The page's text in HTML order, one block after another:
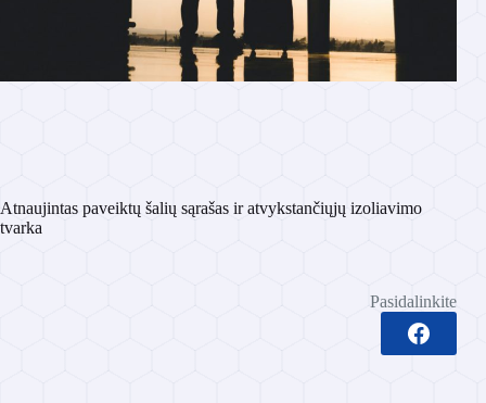
Atnaujintas paveiktų šalių sąrašas ir atvykstančiųjų izoliavimo
tvarka
Pasidalinkite